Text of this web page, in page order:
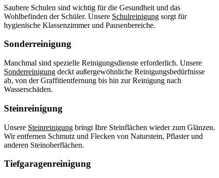
Saubere Schulen sind wichtig für die Gesundheit und das
Wohlbefinden der Schüler. Unsere Schulreinigung sorgt für
hygienische Klassenzimmer und Pausenbereiche.
Sonderreinigung
Manchmal sind spezielle Reinigungsdienste erforderlich. Unsere
Sonderreinigung deckt außergewöhnliche Reinigungsbedürfnisse
ab, von der Graffitientfernung bis hin zur Reinigung nach
Wasserschäden.
Steinreinigung
Unsere Steinreinigung bringt Ihre Steinflächen wieder zum Glänzen.
Wir entfernen Schmutz und Flecken von Naturstein, Pflaster und
anderen Steinoberflächen.
Tiefgaragenreinigung